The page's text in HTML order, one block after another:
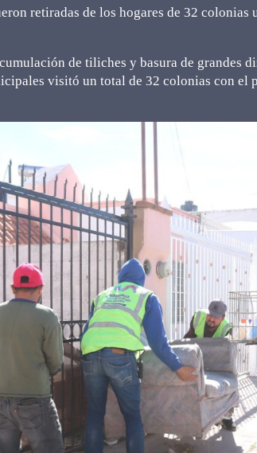
retiradas de los hogares de 32 colonias
de tiliches y basura de grandes
visitó un total de 32 colonias con el